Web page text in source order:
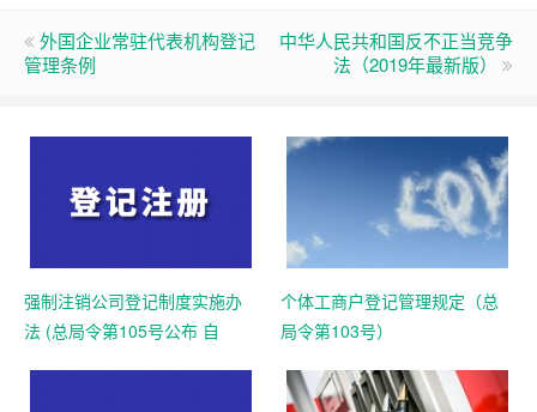
外国企业常驻代表机构登记
管理条例
中华人民共和国反不正当竞争
法（2019年最新版）
强制注销公司登记制度实施办
法 (总局令第105号公布 自
个体工商户登记管理规定（总
局令第103号）